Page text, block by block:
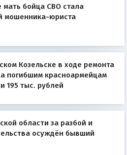
мать бойца СВО стала
мошенника-юриста
Козельске в ходе ремонта
погибшим красноармейцам
195 тыс. рублей
области за разбой и
осуждён бывший